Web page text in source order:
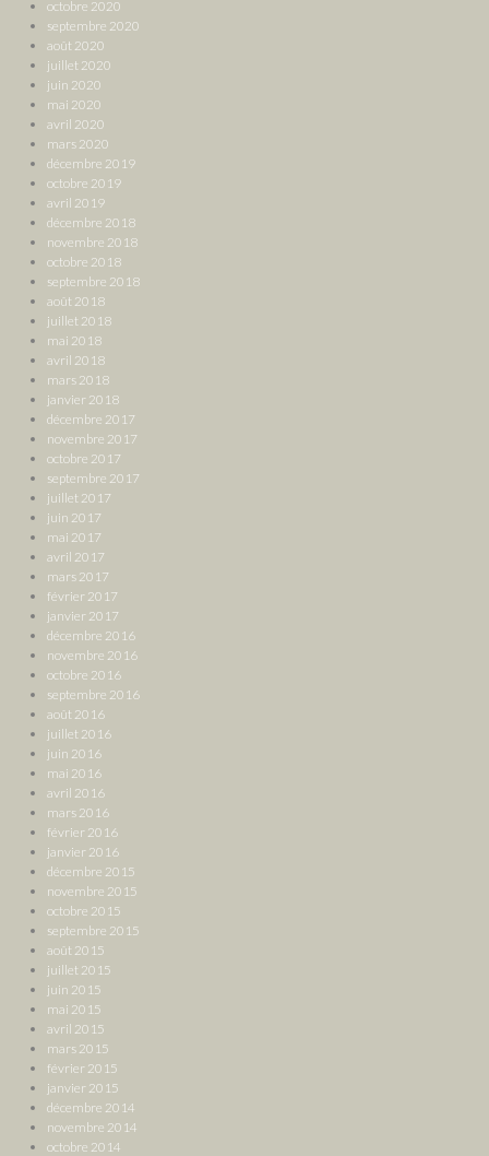
octobre 2020
septembre 2020
août 2020
juillet 2020
juin 2020
mai 2020
avril 2020
mars 2020
décembre 2019
octobre 2019
avril 2019
décembre 2018
novembre 2018
octobre 2018
septembre 2018
août 2018
juillet 2018
mai 2018
avril 2018
mars 2018
janvier 2018
décembre 2017
novembre 2017
octobre 2017
septembre 2017
juillet 2017
juin 2017
mai 2017
avril 2017
mars 2017
février 2017
janvier 2017
décembre 2016
novembre 2016
octobre 2016
septembre 2016
août 2016
juillet 2016
juin 2016
mai 2016
avril 2016
mars 2016
février 2016
janvier 2016
décembre 2015
novembre 2015
octobre 2015
septembre 2015
août 2015
juillet 2015
juin 2015
mai 2015
avril 2015
mars 2015
février 2015
janvier 2015
décembre 2014
novembre 2014
octobre 2014